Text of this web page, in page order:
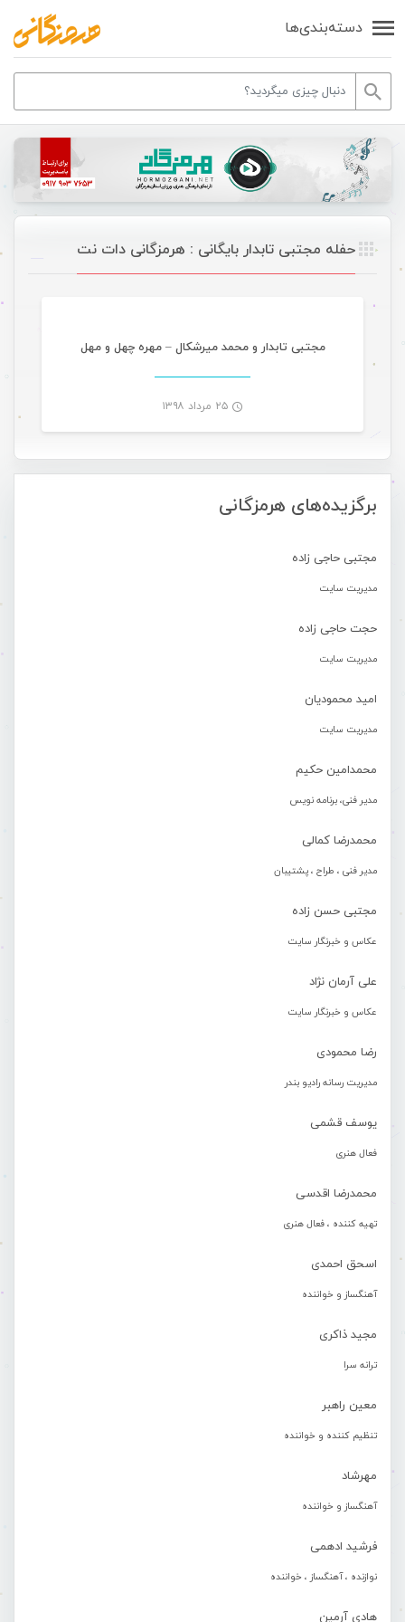
دسته‌بندی‌ها
برگزیده‌های هرمزگانی
مجتبی حاجی زاده
مدیریت سایت
حجت حاجی زاده
مدیریت سایت
امید محمودیان
مدیریت سایت
محمدامین حکیم
مدیر فنی، برنامه نویس
محمدرضا کمالی
مدیر فنی ، طراح ، پشتیبان
مجتبی حسن زاده
عکاس و خبرنگار سایت
علی آرمان نژاد
عکاس و خبرنگار سایت
رضا محمودی
مدیریت رسانه رادیو بندر
یوسف قشمی
فعال هنری
محمدرضا اقدسی
تهیه کننده ، فعال هنری
اسحق احمدی
آهنگساز و خواننده
مجید ذاکری
ترانه سرا
معین راهبر
تنظیم کننده و خواننده
مهرشاد
آهنگساز و خواننده
فرشید ادهمی
نوازنده ، آهنگساز ، خواننده
هادی آرمین
حفله مجتبی تابدار بایگانی : هرمزگانی دات نت
مجتبی تابدار و محمد میرشکال – مهره چهل و مهل
۲۵ مرداد ۱۳۹۸